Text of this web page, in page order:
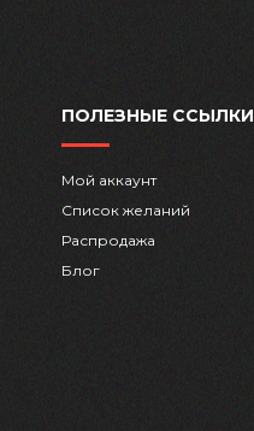
ПОЛЕЗНЫЕ ССЫЛКИ
Мой аккаунт
Список желаний
Распродажа
Блог